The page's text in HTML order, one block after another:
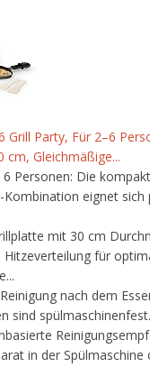
Grill Party, Für 2–6
Gleichmäßige...
Personen: Die
Kombination eignet
mit 30 cm
Hitzeverteilung für
nach dem
sind
in der Spülmaschine